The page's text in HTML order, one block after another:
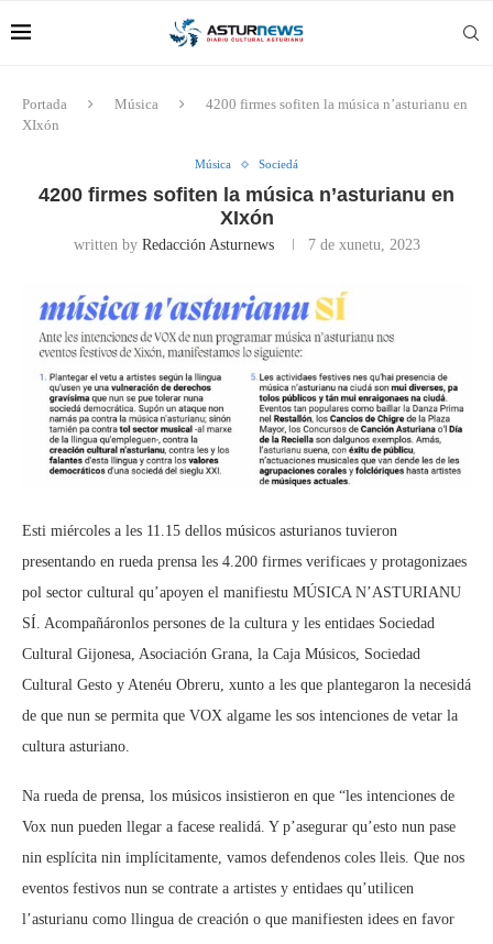
Portada Música
4200 firmes sofiten la música n’asturianu en
XIxón
Música Sociedá
4200 firmes sofiten la música n’asturianu en
XIxón
written by Redacción Asturnews 7 de xunetu, 2023
Esti miércoles a les 11.15 dellos músicos asturianos tuvieron
presentando en rueda prensa les 4.200 firmes verificaes y protagonizaes
pol sector cultural qu’apoyen el manifiestu MÚSICA N’ASTURIANU
SÍ. Acompañáronlos persones de la cultura y les entidaes Sociedad
Cultural Gijonesa, Asociación Grana, la Caja Músicos, Sociedad
Cultural Gesto y Atenéu Obreru, xunto a les que plantegaron la necesidá
de que nun se permita que VOX algame les sos intenciones de vetar la
cultura asturiano.
Na rueda de prensa, los músicos insistieron en que “les intenciones de
Vox nun pueden llegar a facese realidá. Y p’asegurar qu’esto nun pase
nin esplícita nin implícitamente, vamos defendenos coles lleis. Que nos
eventos festivos nun se contrate a artistes y entidaes qu’utilicen
l’asturianu como llingua de creación o que manifiesten idees en favor